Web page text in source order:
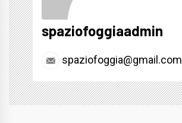
spaziofoggiaadmin
spaziofoggia@gmail.com